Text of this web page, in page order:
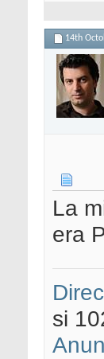
14th
La
era
si